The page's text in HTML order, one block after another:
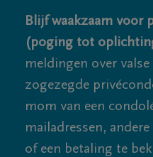
Blijf waakzaam voor
(poging tot
meldingen over
zogezegde
mom van een
mailadressen,
of een betaling te